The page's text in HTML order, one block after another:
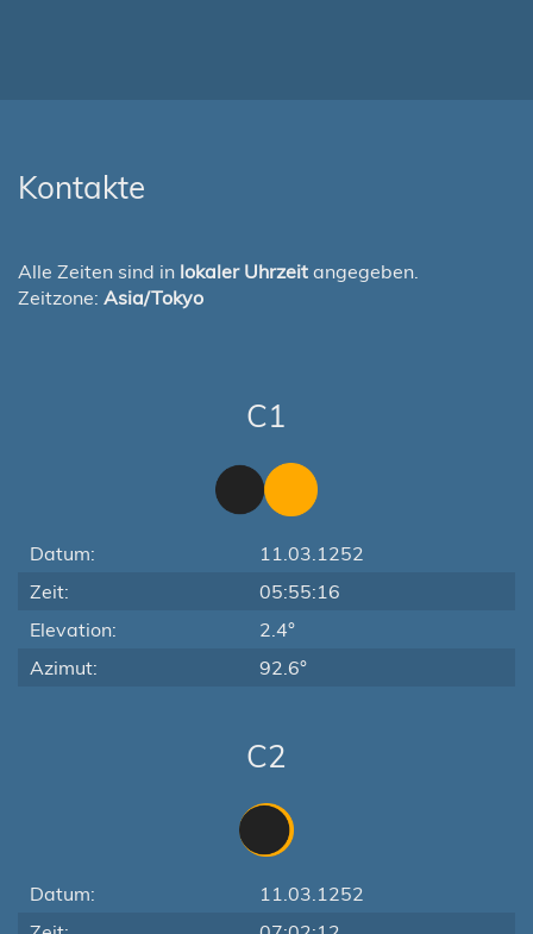
Kontakte
Alle Zeiten sind in lokaler Uhrzeit angegeben.
Zeitzone: Asia/Tokyo
C1
Datum:
11.03.1252
Zeit:
05:55:16
Elevation:
2.4°
Azimut:
92.6°
C2
Datum:
11.03.1252